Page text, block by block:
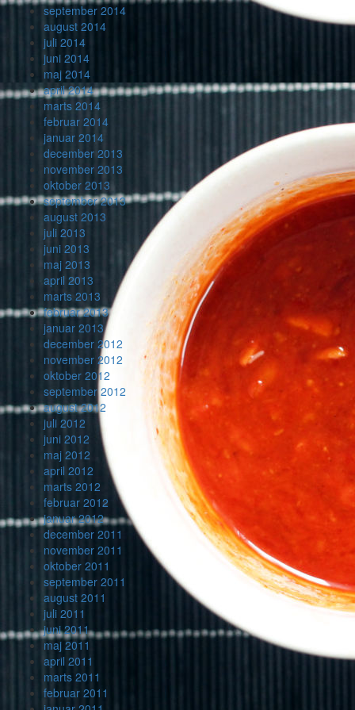
september 2014
august 2014
juli 2014
juni 2014
maj 2014
april 2014
marts 2014
februar 2014
januar 2014
december 2013
november 2013
oktober 2013
september 2013
august 2013
juli 2013
juni 2013
maj 2013
april 2013
marts 2013
februar 2013
januar 2013
december 2012
november 2012
oktober 2012
september 2012
august 2012
juli 2012
juni 2012
maj 2012
april 2012
marts 2012
februar 2012
januar 2012
december 2011
november 2011
oktober 2011
september 2011
august 2011
juli 2011
juni 2011
maj 2011
april 2011
marts 2011
februar 2011